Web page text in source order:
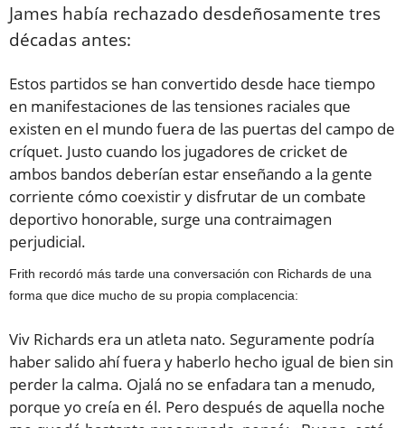
James había rechazado desdeñosamente tres
décadas antes:
Estos partidos se han convertido desde hace tiempo
en manifestaciones de las tensiones raciales que
existen en el mundo fuera de las puertas del campo de
críquet. Justo cuando los jugadores de cricket de
ambos bandos deberían estar enseñando a la gente
corriente cómo coexistir y disfrutar de un combate
deportivo honorable, surge una contraimagen
perjudicial.
Frith recordó más tarde una conversación con Richards de una
forma que dice mucho de su propia complacencia:
Viv Richards era un atleta nato. Seguramente podría
haber salido ahí fuera y haberlo hecho igual de bien sin
perder la calma. Ojalá no se enfadara tan a menudo,
porque yo creía en él. Pero después de aquella noche